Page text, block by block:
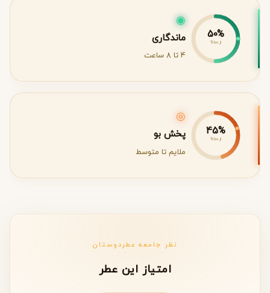
50%
از 100%
◉
ماندگاری
4 تا 8 ساعت
45%
از 100%
◎
پخش بو
ملایم تا متوسط
نظر جامعه عطردوستان
امتیاز این عطر